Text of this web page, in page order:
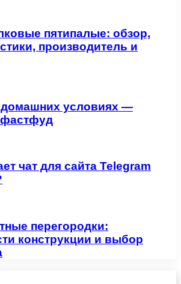
пятипалые: обзор,
производитель и
условиях —
чат для сайта Telegram
перегородки:
конструкции и выбор